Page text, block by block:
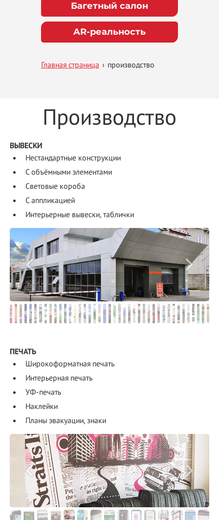
Багетный салон
AR-реальность
Главная страница › производство
Производство
ВЫВЕСКИ
Нестандартные конструкции
С объёмными элементами
Световые короба
С аппликацией
Интерьерные вывески, таблички
ПЕЧАТЬ
Широкоформатная печать
Интерьерная печать
УФ-печать
Наклейки
Планы эвакуации, знаки